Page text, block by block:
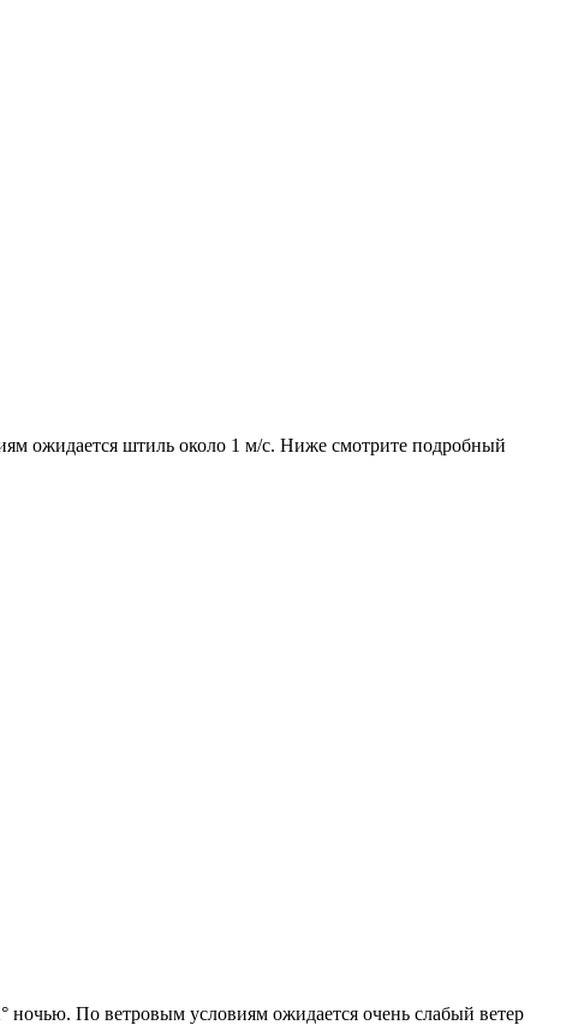
ожидается штиль около 1 м/с. Ниже смотрите подробный
ночью. По ветровым условиям ожидается очень слабый ветер